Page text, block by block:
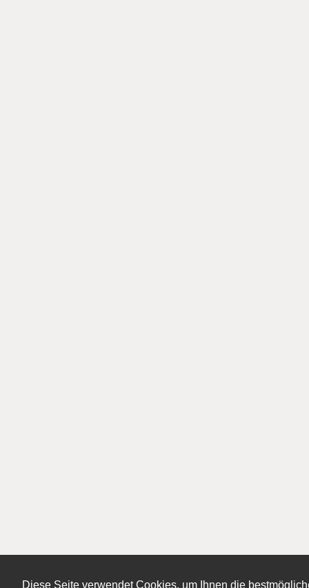
Diese Seite verwendet Cookies, um Ihnen die